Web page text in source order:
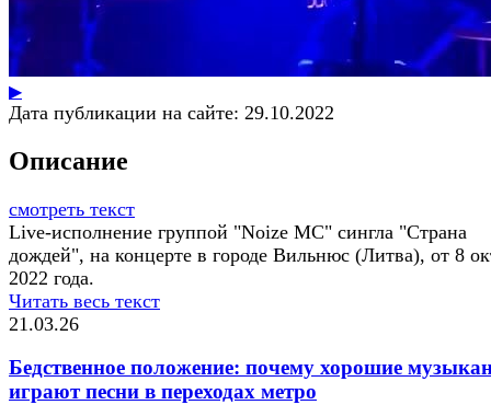
▶
Дата публикации на сайте: 29.10.2022
Описание
смотреть текст
Live-исполнение группой "Noize MC" сингла "Страна
дождей", на концерте в городе Вильнюс (Литва), от 8
2022 года.
Читать весь текст
21.03.26
Бедственное положение: почему хорошие
играют песни в переходах метро